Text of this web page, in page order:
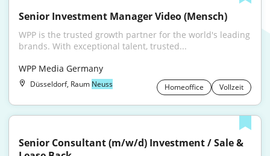
Senior Investment Manager Video (Mensch)
WPP is the trusted growth partner for the world's leading
brands. With exceptional talent, trusted...
WPP Media Germany
Düsseldorf, Raum Neuss Homeoffice Vollzeit
Senior Consultant (m/w/d) Investment / Sale &